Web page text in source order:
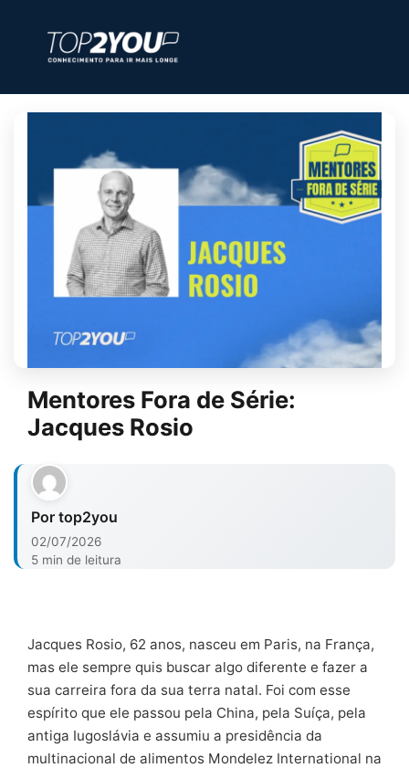
Mentores Fora de Série:
Jacques Rosio
Por top2you
02/07/2026
5 min de leitura
Jacques Rosio, 62 anos, nasceu em Paris, na França,
mas ele sempre quis buscar algo diferente e fazer a
sua carreira fora da sua terra natal. Foi com esse
espírito que ele passou pela China, pela Suíça, pela
antiga Iugoslávia e assumiu a presidência da
multinacional de alimentos Mondelez International na